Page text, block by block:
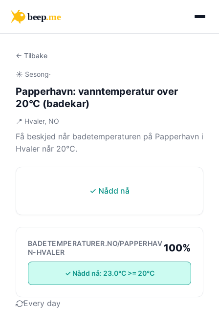
beep.me
← Tilbake
☀️ Sesong·
Papperhavn: vanntemperatur over
20°C (badekar)
📍 Hvaler, NO
Få beskjed når badetemperaturen på Papperhavn i
Hvaler når 20°C.
✓ Nådd nå
BADETEMPERATURER.NO/PAPPERHAV
N-HVALER
100%
✓ Nådd nå: 23.0°C >= 20°C
Every day